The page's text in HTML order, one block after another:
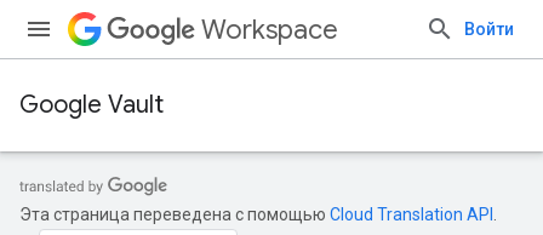
Workspace Войти
Google Vault
Эта страница переведена с помощью Cloud Translation API